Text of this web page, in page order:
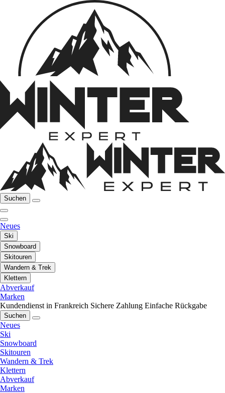
Suchen
Neues
Ski
Snowboard
Skitouren
Wandern & Trek
Klettern
Abverkauf
Marken
Kundendienst in Frankreich Sichere Zahlung Einfache Rückgabe
Suchen
Neues
Ski
Snowboard
Skitouren
Wandern & Trek
Klettern
Abverkauf
Marken